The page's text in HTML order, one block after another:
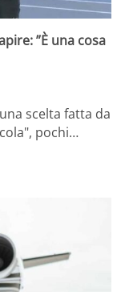
”È una cosa
scelta fatta da
pochi…